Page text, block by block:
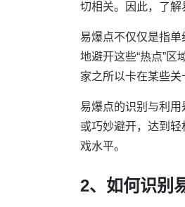
切相关。因此，了解
易爆点不仅仅是指
地避开这些“热点”
家之所以卡在某些关
易爆点的识别与利
或巧妙避开，达到
戏水平。
2、如何识别